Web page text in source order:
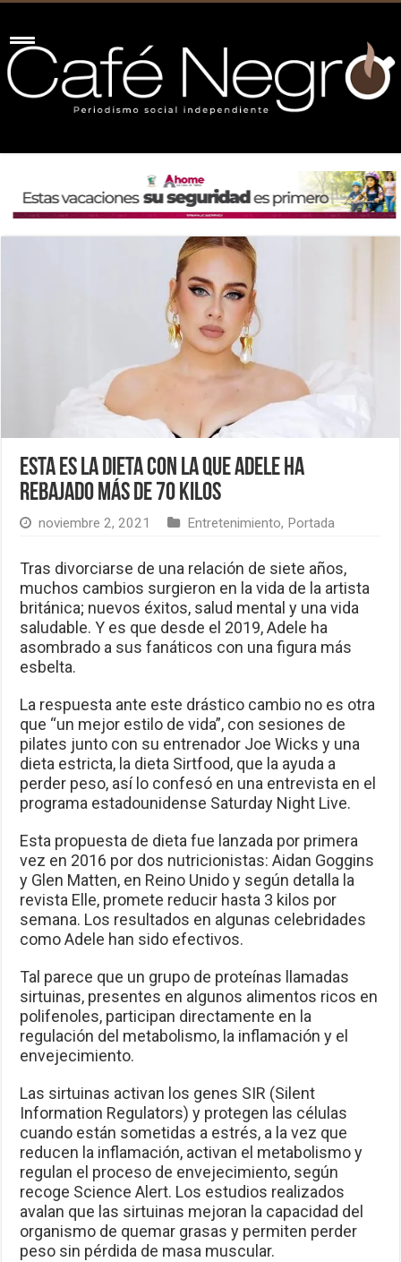
Esta es la dieta con la que Adele ha
rebajado más de 70 kilos
noviembre 2, 2021 Entretenimiento, Portada
Tras divorciarse de una relación de siete años,
muchos cambios surgieron en la vida de la artista
británica; nuevos éxitos, salud mental y una vida
saludable. Y es que desde el 2019, Adele ha
asombrado a sus fanáticos con una figura más
esbelta.
La respuesta ante este drástico cambio no es otra
que “un mejor estilo de vida”, con sesiones de
pilates junto con su entrenador Joe Wicks y una
dieta estricta, la dieta Sirtfood, que la ayuda a
perder peso, así lo confesó en una entrevista en el
programa estadounidense Saturday Night Live.
Esta propuesta de dieta fue lanzada por primera
vez en 2016 por dos nutricionistas: Aidan Goggins
y Glen Matten, en Reino Unido y según detalla la
revista Elle, promete reducir hasta 3 kilos por
semana. Los resultados en algunas celebridades
como Adele han sido efectivos.
Tal parece que un grupo de proteínas llamadas
sirtuinas, presentes en algunos alimentos ricos en
polifenoles, participan directamente en la
regulación del metabolismo, la inflamación y el
envejecimiento.
Las sirtuinas activan los genes SIR (Silent
Information Regulators) y protegen las células
cuando están sometidas a estrés, a la vez que
reducen la inflamación, activan el metabolismo y
regulan el proceso de envejecimiento, según
recoge Science Alert. Los estudios realizados
avalan que las sirtuinas mejoran la capacidad del
organismo de quemar grasas y permiten perder
peso sin pérdida de masa muscular.